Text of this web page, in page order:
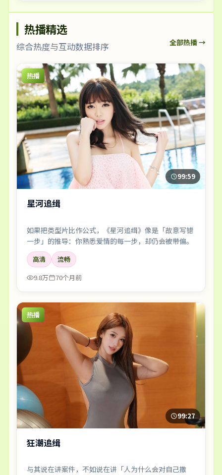
热播精选
综合热度与互动数据排序 全部热播 →
热播
99:59
星河追缉
如果把类型片比作公式，《星河追缉》像是「故意写错
一步」的推导：你熟悉爱情的每一步，却仍会被带偏。
高清
流畅
9.8万
70个月前
热播
99:27
狂潮追缉
与其说在讲案件，不如说在讲「人为什么会对自己撒